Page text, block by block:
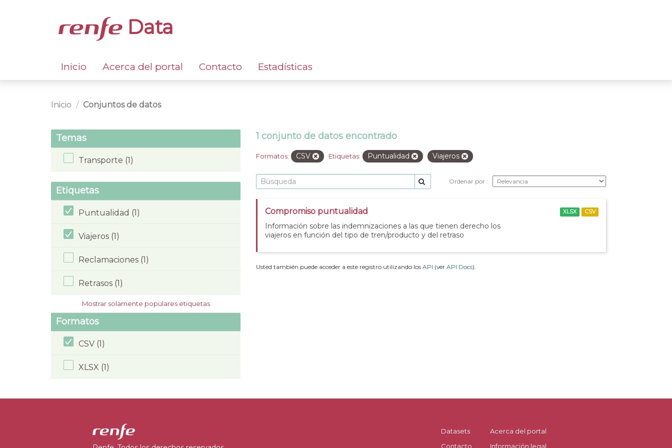
Data
Inicio Acerca del portal Contacto Estadísticas
Inicio Conjuntos de datos
Temas
Transporte (1)
Etiquetas
Puntualidad (1)
Viajeros (1)
Reclamaciones (1)
Retrasos (1)
Mostrar solamente populares etiquetas
Formatos
CSV (1)
XLSX (1)
1 conjunto de datos encontrado
Formatos: CSV Etiquetas: Puntualidad Viajeros
Ordenar por
Compromiso puntualidad
Información sobre las indemnizaciones a las que tienen derecho los
viajeros en función del tipo de tren/producto y del retraso
XLSX CSV
Usted también puede acceder a este registro utilizando los API (ver API Docs).
Datasets
Contacto
Acerca del portal
Información legal